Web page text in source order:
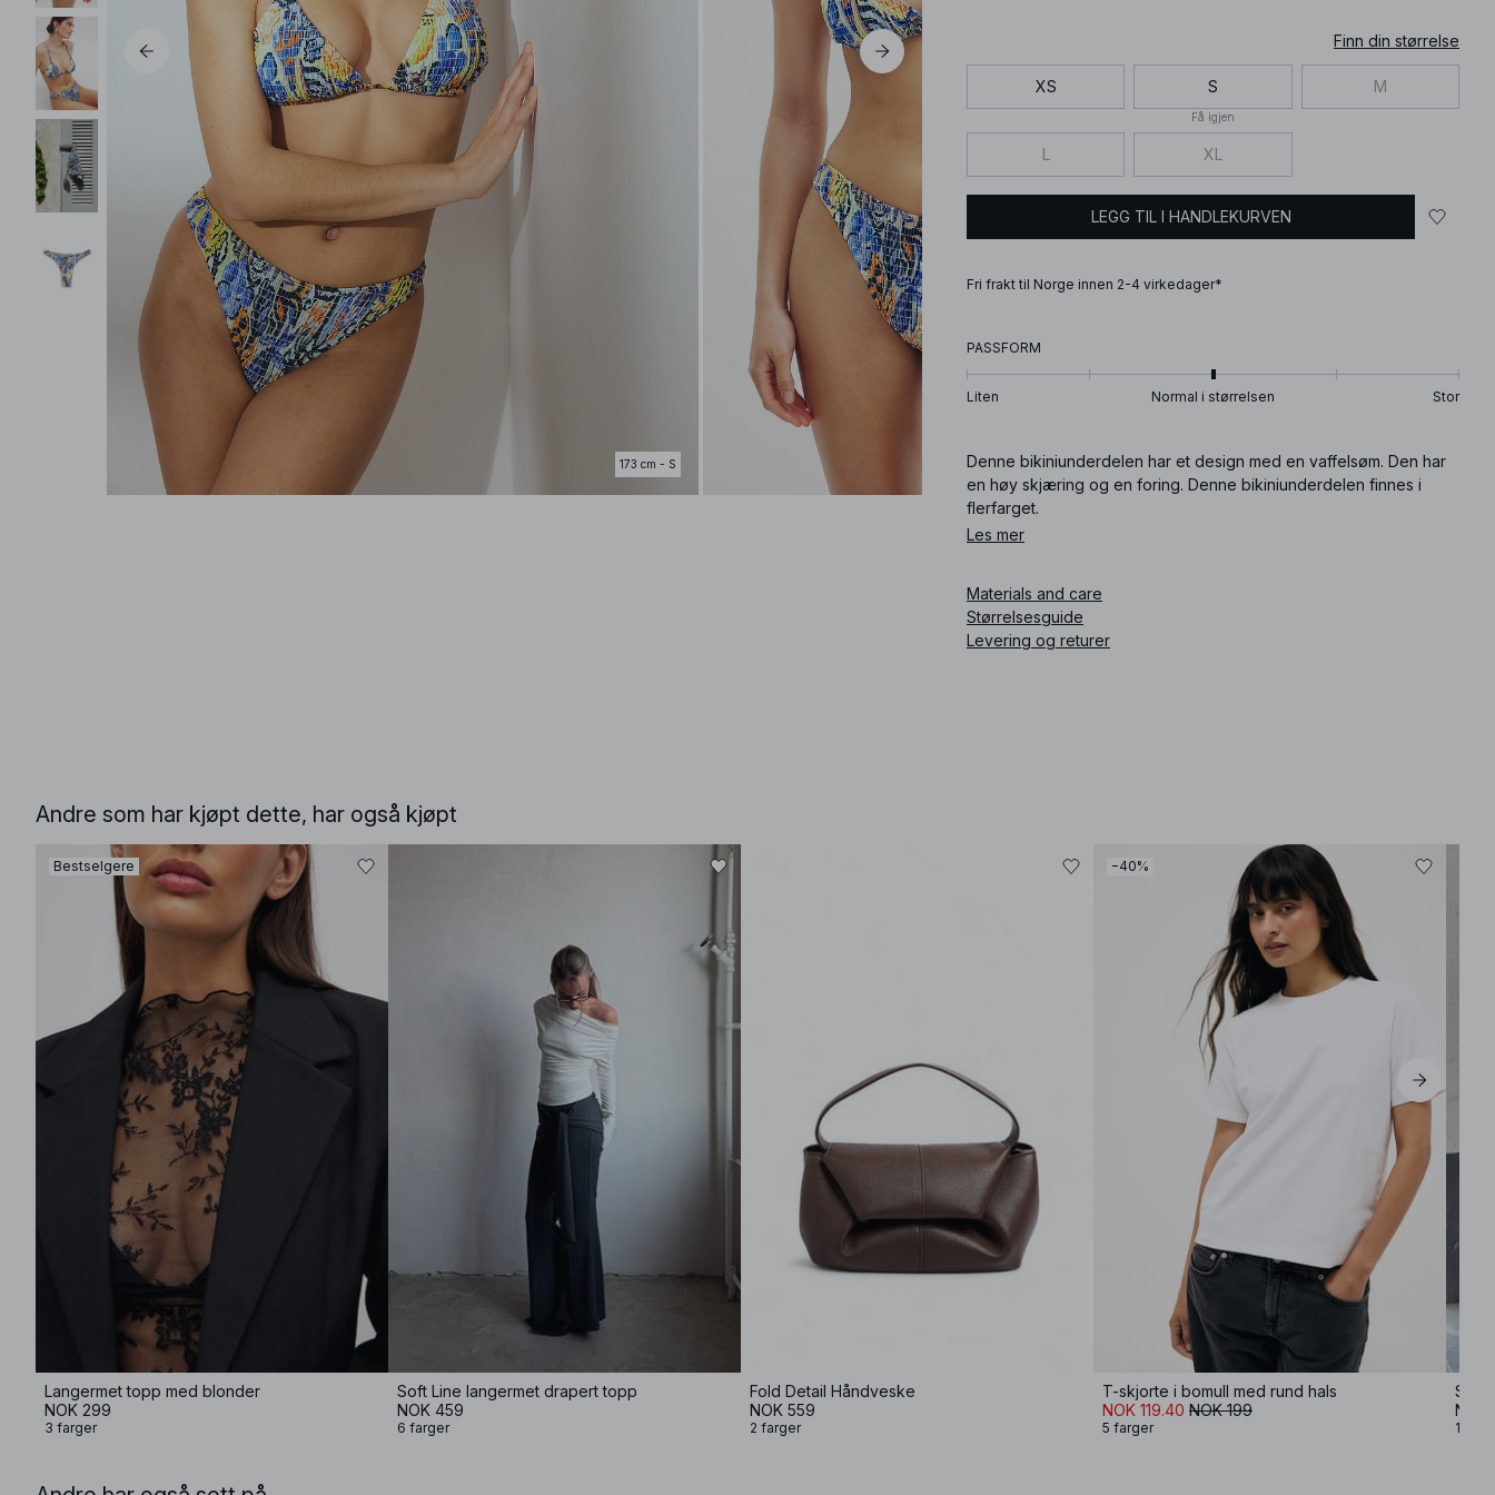
173 cm - S
Finn din størrelse
XS S
Få igjen
M
L XL
LEGG TIL I HANDLEKURVEN
Fri frakt til Norge innen 2-4 virkedager*
PASSFORM
Liten Normal i størrelsen Stor
Denne bikiniunderdelen har et design med en vaffelsøm. Den har
en høy skjæring og en foring. Denne bikiniunderdelen finnes i
flerfarget.
Les mer
Materials and care
Størrelsesguide
Levering og returer
Andre som har kjøpt dette, har også kjøpt
Bestselgere
Langermet topp med blonder
NOK 299
3 farger
Soft Line langermet drapert topp
NOK 459
6 farger
Fold Detail Håndveske
NOK 559
2 farger
−40%
T-skjorte i bomull med rund hals
NOK 119.40 NOK 199
5 farger
NOK
12